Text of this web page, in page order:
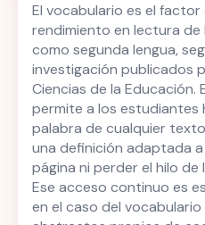
El vocabulario es el
rendimiento en lectura
como segunda lengua,
investigación publicados
Ciencias de la Educación.
permite a los estudiantes
palabra de cualquier
una definición adaptada a
página ni perder el hilo de
Ese acceso continuo es
en el caso del